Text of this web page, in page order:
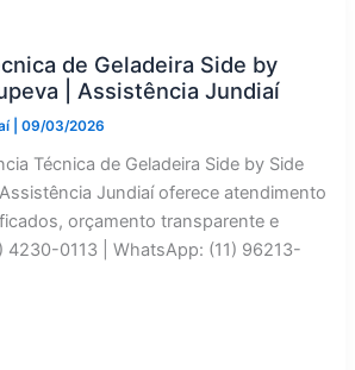
de Geladeira Side by
| Assistência Jundiaí
|09/03/2026
Técnica de Geladeira Side by Side
Jundiaí oferece atendimento
orçamento transparente e
4230-0113 | WhatsApp: (11) 96213-